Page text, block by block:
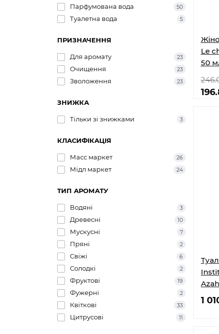
Парфумована вода 50
Туалетна вода 5
ПРИЗНАЧЕННЯ
Для аромату 23
Очищення 23
Зволоження 23
ЗНИЖКА
Тільки зі знижками 3
КЛАСИФІКАЦІЯ
Масс маркет 26
Мідл маркет 24
ТИП АРОМАТУ
Водяні 3
Древесні 10
Мускусні 7
Пряні 2
Свіжі 6
Солодкі 2
Фруктові 19
Фужерні 2
Квіткові 33
Цитрусові 11
Le
50
1